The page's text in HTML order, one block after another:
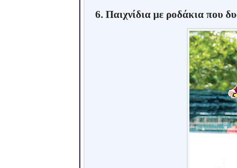
6. Παιχνίδια με ροδάκια που